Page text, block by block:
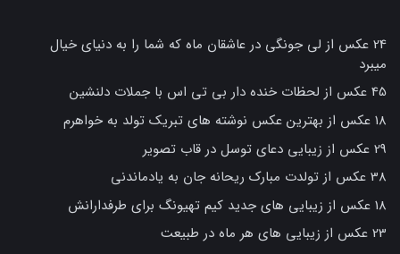
24 عکس از لی جونگی در عاشقان ماه که شما را به دنیای خیال
میبرد
45 عکس از لحظات خنده دار بی تی اس با جملات دلنشین
18 عکس از بهترین عکس نوشته های تبریک تولد به خواهرم
29 عکس از زیبایی دعای توسل در قاب تصویر
38 عکس از تولدت مبارک ریحانه جان به یادماندنی
18 عکس از زیبایی های جدید کیم تهیونگ برای طرفدارانش
23 عکس از زیبایی های هر ماه در طبیعت